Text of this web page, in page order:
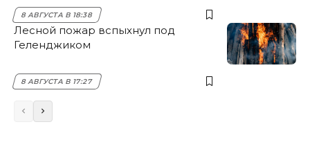
8 АВГУСТА В 18:38
Лесной пожар вспыхнул под
Геленджиком
8 АВГУСТА В 17:27